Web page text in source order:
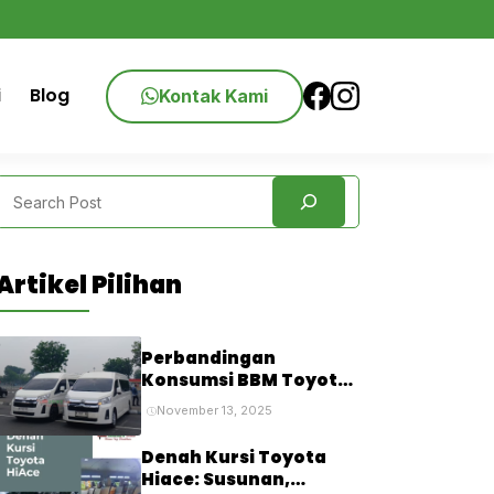
Blog Kontak Kami
Pilihan
Perbandingan
Konsumsi BBM Toyota
Hiace: Premio vs
Commuter vs Luxury,
Mana yang Paling Irit?
November 13, 2025
Denah Kursi Toyota
Hiace: Susunan,